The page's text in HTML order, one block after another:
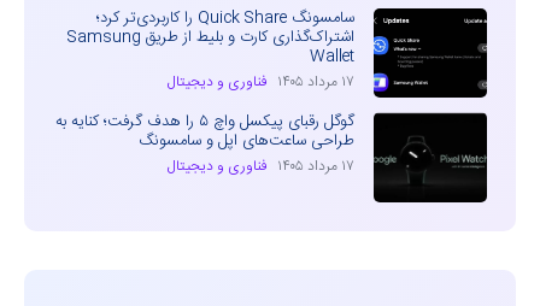
سامسونگ Quick Share را کاربردی‌تر کرد؛
اشتراک‌گذاری کارت و بلیط از طریق Samsung
Wallet
۱۷ مرداد ۱۴۰۵ فناوری و دیجیتال
گوگل رقبای پیکسل واچ ۵ را هدف گرفت؛ کنایه به
طراحی ساعت‌های اپل و سامسونگ
۱۷ مرداد ۱۴۰۵ فناوری و دیجیتال